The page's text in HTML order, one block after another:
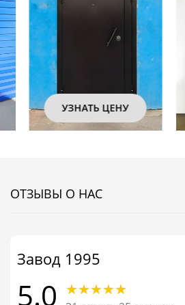
УЗНАТЬ ЦЕНУ
ОТЗЫВЫ О НАС
Завод 1995
5.0